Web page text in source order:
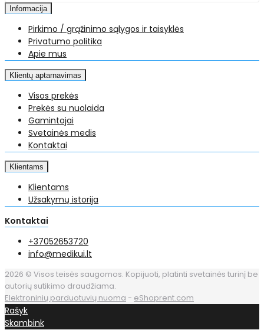
Informacija
Pirkimo / grąžinimo sąlygos ir taisyklės
Privatumo politika
Apie mus
Klientų aptarnavimas
Visos prekės
Prekės su nuolaida
Gamintojai
Svetainės medis
Kontaktai
Klientams
Klientams
Užsakymų istorija
Kontaktai
+37052653720
info@medikui.lt
2026 © Visos teisės saugomos. Kopijuoti, platinti svetainės turinį be
autorių sutikimo draudžiama.
Elektroninių parduotuvių nuoma - eShoprent.com
Rašyk
Skambink